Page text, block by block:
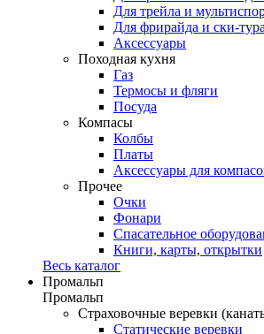
Для трейла и
Для фрирайда и ски-тура
Аксессуары
Походная кухня
Газ
Термосы и фляги
Посуда
Компасы
Колбы
Платы
Аксессуары для
Прочее
Очки
Фонари
Спасательное
Книги, карты, открытки
Весь каталог
Промальп
Промальп
Страховочные веревки
Статические веревки